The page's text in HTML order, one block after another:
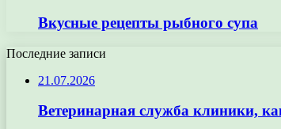
Вкусные рецепты рыбного супа
Последние записи
21.07.2026
Ветеринарная служба клиники,